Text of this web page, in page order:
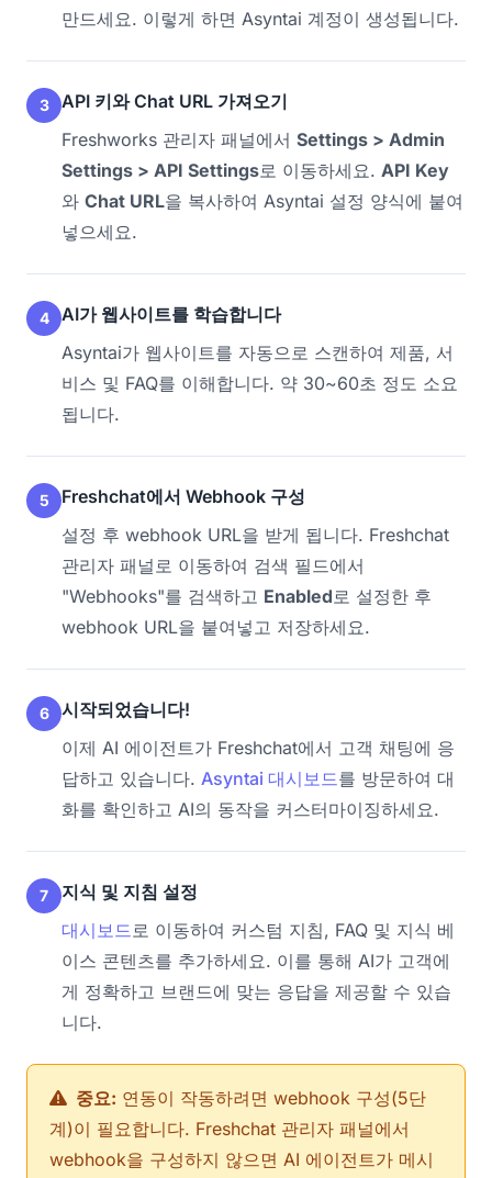
만드세요. 이렇게 하면 Asyntai 계정이 생성됩니다.
3
API 키와 Chat URL 가져오기
Freshworks 관리자 패널에서 Settings > Admin
Settings > API Settings로 이동하세요. API Key
와 Chat URL을 복사하여 Asyntai 설정 양식에 붙여
넣으세요.
4
AI가 웹사이트를 학습합니다
Asyntai가 웹사이트를 자동으로 스캔하여 제품, 서
비스 및 FAQ를 이해합니다. 약 30~60초 정도 소요
됩니다.
5
Freshchat에서 Webhook 구성
설정 후 webhook URL을 받게 됩니다. Freshchat
관리자 패널로 이동하여 검색 필드에서
"Webhooks"를 검색하고 Enabled로 설정한 후
webhook URL을 붙여넣고 저장하세요.
6
시작되었습니다!
이제 AI 에이전트가 Freshchat에서 고객 채팅에 응
답하고 있습니다. Asyntai 대시보드를 방문하여 대
화를 확인하고 AI의 동작을 커스터마이징하세요.
7
지식 및 지침 설정
대시보드로 이동하여 커스텀 지침, FAQ 및 지식 베
이스 콘텐츠를 추가하세요. 이를 통해 AI가 고객에
게 정확하고 브랜드에 맞는 응답을 제공할 수 있습
니다.
중요: 연동이 작동하려면 webhook 구성(5단
계)이 필요합니다. Freshchat 관리자 패널에서
webhook을 구성하지 않으면 AI 에이전트가 메시